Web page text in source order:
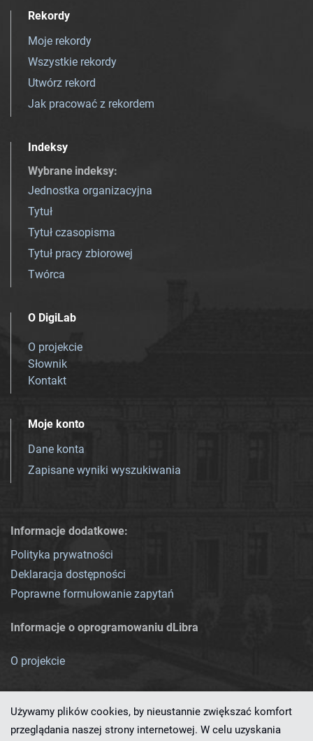
Rekordy
Moje rekordy
Wszystkie rekordy
Utwórz rekord
Jak pracować z rekordem
Indeksy
Wybrane indeksy:
Jednostka organizacyjna
Tytuł
Tytuł czasopisma
Tytuł pracy zbiorowej
Twórca
O DigiLab
O projekcie
Słownik
Kontakt
Moje konto
Dane konta
Zapisane wyniki wyszukiwania
Informacje dodatkowe:
Polityka prywatności
Deklaracja dostępności
Poprawne formułowanie zapytań
Informacje o oprogramowaniu dLibra
O projekcie
Używamy plików cookies, by nieustannie zwiększać komfort
przeglądania naszej strony internetowej. W celu uzyskania